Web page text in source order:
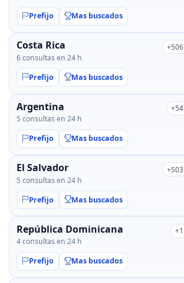
Prefijo
Mas buscados
Costa Rica
6 consultas en 24 h
+506
Prefijo Mas buscados
Argentina
5 consultas en 24 h
+54
Prefijo Mas buscados
El Salvador
5 consultas en 24 h
+503
Prefijo Mas buscados
República Dominicana
4 consultas en 24 h
+1
Prefijo Mas buscados